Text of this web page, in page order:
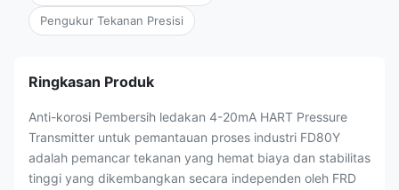
Pengukur Tekanan Presisi
Ringkasan Produk
Anti-korosi Pembersih ledakan 4-20mA HART Pressure
Transmitter untuk pemantauan proses industri FD80Y
adalah pemancar tekanan yang hemat biaya dan stabilitas
tinggi yang dikembangkan secara independen oleh FRD